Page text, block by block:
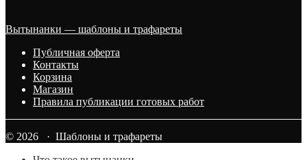
Вытынанки — шаблоны и трафареты
Публичная оферта
Контакты
Корзина
Магазин
Правила публикации готовых работ
© 2026 · Шаблоны и трафареты